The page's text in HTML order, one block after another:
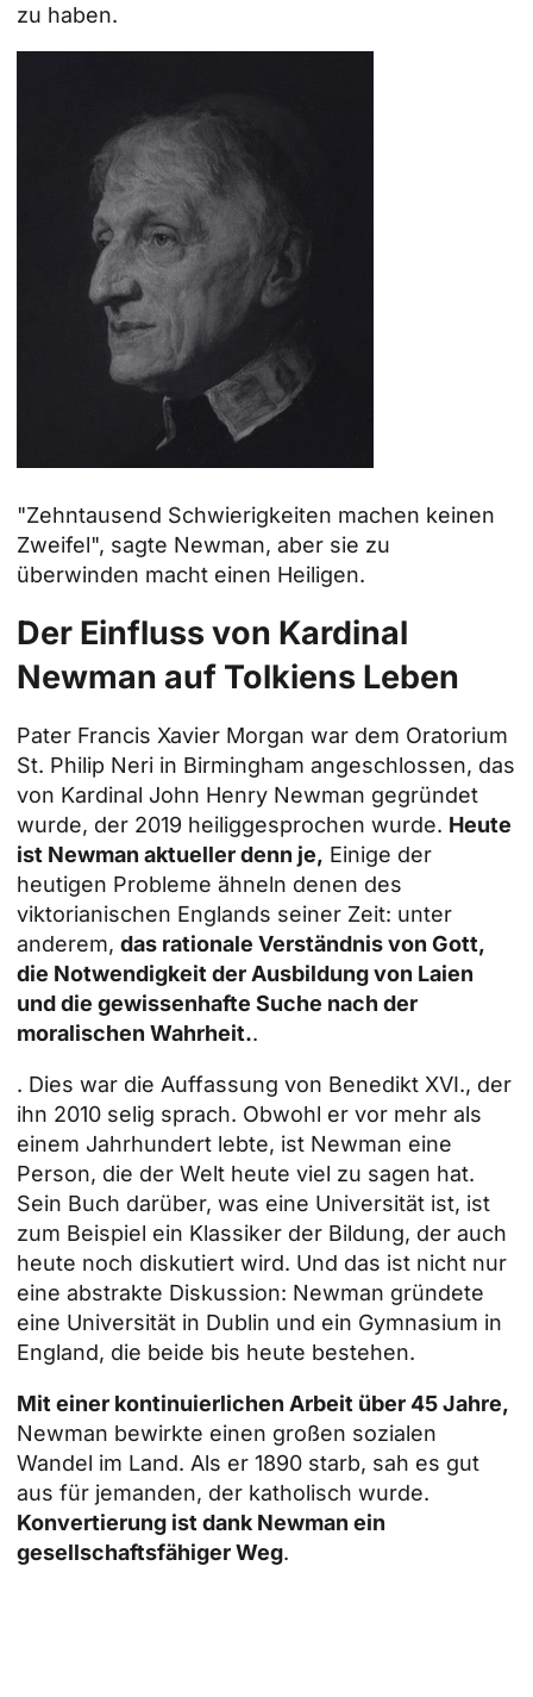
zu haben.
"Zehntausend Schwierigkeiten machen keinen
Zweifel", sagte Newman, aber sie zu
überwinden macht einen Heiligen.
Der Einfluss von Kardinal
Newman auf Tolkiens Leben
Pater Francis Xavier Morgan war dem Oratorium
St. Philip Neri in Birmingham angeschlossen, das
von Kardinal John Henry Newman gegründet
wurde, der 2019 heiliggesprochen wurde. Heute
ist Newman aktueller denn je, Einige der
heutigen Probleme ähneln denen des
viktorianischen Englands seiner Zeit: unter
anderem, das rationale Verständnis von Gott,
die Notwendigkeit der Ausbildung von Laien
und die gewissenhafte Suche nach der
moralischen Wahrheit..
. Dies war die Auffassung von Benedikt XVI., der
ihn 2010 selig sprach. Obwohl er vor mehr als
einem Jahrhundert lebte, ist Newman eine
Person, die der Welt heute viel zu sagen hat.
Sein Buch darüber, was eine Universität ist, ist
zum Beispiel ein Klassiker der Bildung, der auch
heute noch diskutiert wird. Und das ist nicht nur
eine abstrakte Diskussion: Newman gründete
eine Universität in Dublin und ein Gymnasium in
England, die beide bis heute bestehen.
Mit einer kontinuierlichen Arbeit über 45 Jahre,
Newman bewirkte einen großen sozialen
Wandel im Land. Als er 1890 starb, sah es gut
aus für jemanden, der katholisch wurde.
Konvertierung ist dank Newman ein
gesellschaftsfähiger Weg.